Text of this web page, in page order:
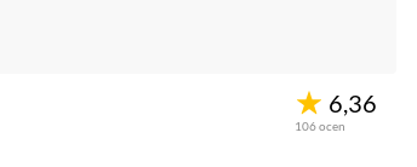
6,36
106ocen